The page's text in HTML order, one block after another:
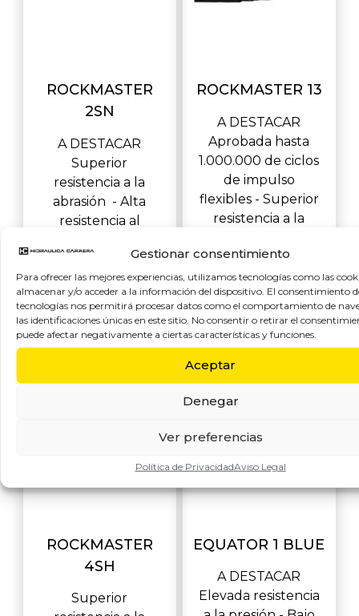
Gestionar consentimiento
Para ofrecer las mejores experiencias, utilizamos tecnologías como las
almacenar y/o acceder a la información del dispositivo. El consentimiento
tecnologías nos permitirá procesar datos como el comportamiento de
las identificaciones únicas en este sitio. No consentir o retirar el
puede afectar negativamente a ciertas características y funciones.
Aceptar
Denegar
Ver preferencias
Política de PrivacidadAviso Legal
ROCKMASTER
2SN
A DESTACAR
Superior
resistencia a la
abrasión - Alta
resistencia al
intemperie -
Resistencia a la
ROCKMASTER 13
A DESTACAR
Aprobada hasta
1.000.000 de ciclos
de impulso
flexibles - Superior
resistencia a la
ROCKMASTER
4SH
Superior
EQUATOR 1 BLUE
A DESTACAR
Elevada resistencia